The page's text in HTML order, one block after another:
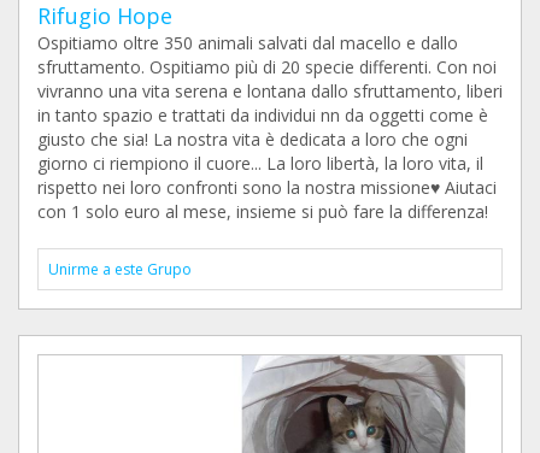
Rifugio Hope
Ospitiamo oltre 350 animali salvati dal macello e dallo
sfruttamento. Ospitiamo più di 20 specie differenti. Con noi
vivranno una vita serena e lontana dallo sfruttamento, liberi
in tanto spazio e trattati da individui nn da oggetti come è
giusto che sia! La nostra vita è dedicata a loro che ogni
giorno ci riempiono il cuore... La loro libertà, la loro vita, il
rispetto nei loro confronti sono la nostra missione♥️ Aiutaci
con 1 solo euro al mese, insieme si può fare la differenza!
Unirme a este Grupo